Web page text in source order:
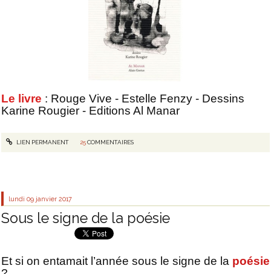
Le livre : Rouge Vive - Estelle Fenzy - Dessins
Karine Rougier - Editions Al Manar
LIEN PERMANENT 25COMMENTAIRES
lundi 09 janvier 2017
Sous le signe de la poésie
Et si on entamait l’année sous le signe de la poésie